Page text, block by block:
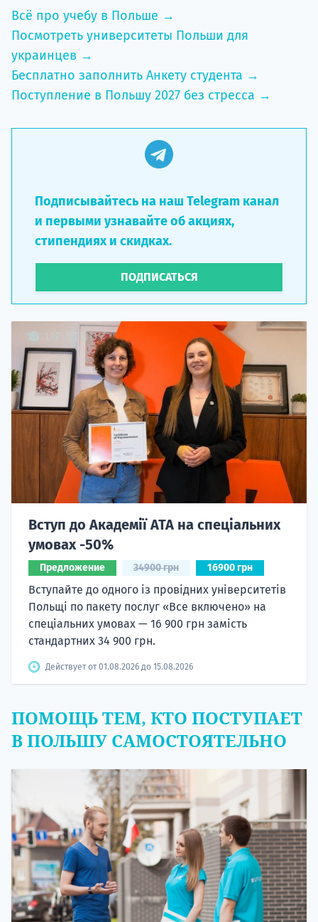
Всё про учебу в Польше →
Посмотреть университеты Польши для
украинцев →
Бесплатно заполнить Анкету студента →
Поступление в Польшу 2027 без стресса →
Подписывайтесь на наш Telegram канал
и первыми узнавайте об акциях,
стипендиях и скидках.
ПОДПИСАТЬСЯ
Вступ до Академії ATA на спеціальних
умовах -50%
Предложение 34900 грн 16900 грн
Вступайте до одного із провідних університетів
Польщі по пакету послуг «Все включено» на
спеціальних умовах — 16 900 грн замість
стандартних 34 900 грн.
Действует от 01.08.2026 до 15.08.2026
ПОМОЩЬ ТЕМ, КТО ПОСТУПАЕТ
В ПОЛЬШУ САМОСТОЯТЕЛЬНО